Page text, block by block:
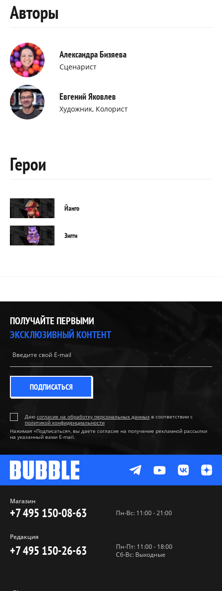
Авторы
Александра Бизяева
Сценарист
Евгений Яковлев
Художник, Колорист
Герои
Йанго
Зигги
ПОЛУЧАЙТЕ ПЕРВЫМИ
ЭКСКЛЮЗИВНЫЙ КОНТЕНТ
ПОДПИСАТЬСЯ
Даю согласие на обработку персональных данных в соответствии с
политикой конфиденциальности
Нажимая «Подписаться», вы даете согласие на получение рекламной рассылки
на указанный вами E-mail.
Магазин
+7 495 150-08-63 Пн-Вс: 11:00 - 21:00
Редакция
+7 495 150-26-63
Пн-Пт: 11:00 - 18:00
Сб-Вс: Выходные